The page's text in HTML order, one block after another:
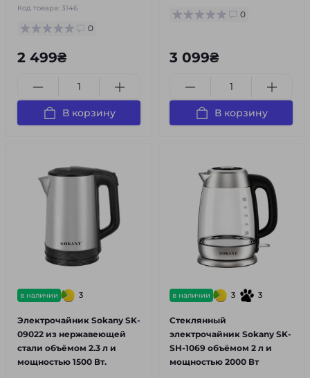
Код товара: 3146
0
2 499₴
В корзину
0
3 099₴
В корзину
в наличии 3
Электрочайник Sokany SK-
09022 из нержавеющей
стали объёмом 2.3 л и
мощностью 1500 Вт.
в наличии 3 3
Стеклянный
электрочайник Sokany SK-
SH-1069 объёмом 2 л и
мощностью 2000 Вт